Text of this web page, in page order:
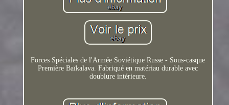
Forces Spéciales de l'Armée Soviétique Russe - Sous-casque
Première Baïkalava. Fabriqué en matériau durable avec
doublure intérieure.